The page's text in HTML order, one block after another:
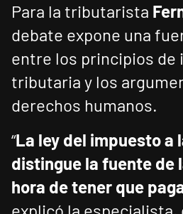
Para la tributarista
debate expone una
entre los principios de
tributaria y los
derechos humanos.
“La ley del impuesto a
distingue la fuente de
hora de tener que